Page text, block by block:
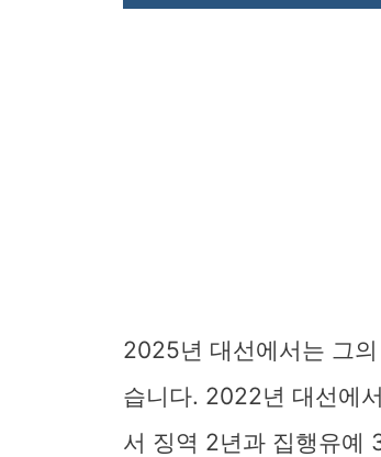
2025년 대선에서는 그
습니다. 2022년 대선에
서 징역 2년과 집행유예